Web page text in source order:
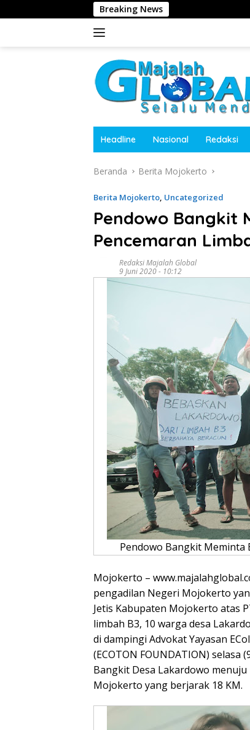
ke
Breaking News Dugaan
Headline Nasional Redaksi
Beranda Berita Mojokerto
Berita Mojokerto, Uncategorized
Pendowo Bangkit
Pencemaran
Redaksi Majalah Global
9 Juni 2020 - 10:12
Pendowo Bangkit Meminta
Mojokerto –
pengadilan Negeri Mojokerto
Jetis Kabupaten Mojokerto atas
limbah B3, 10 warga desa
di dampingi Advokat Yayasan
(ECOTON FOUNDATION)
Bangkit Desa Lakardowo
Mojokerto yang berjarak 18 KM.